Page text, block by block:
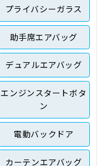
プライバシーガラス
助手席エアバッグ
デュアルエアバッグ
エンジンスタートボタ
ン
電動バックドア
カーテンエアバッグ